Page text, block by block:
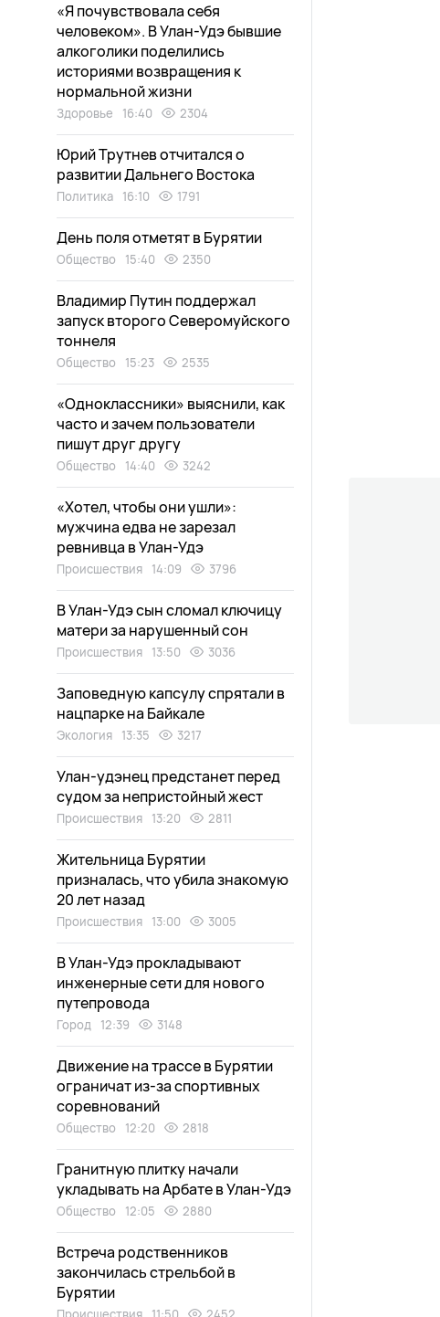
«Я почувствовала себя
человеком». В Улан-Удэ бывшие
алкоголики поделились
историями возвращения к
нормальной жизни
Здоровье 16:40 2304
Юрий Трутнев отчитался о
развитии Дальнего Востока
Политика 16:10 1791
День поля отметят в Бурятии
Общество 15:40 2350
Владимир Путин поддержал
запуск второго Северомуйского
тоннеля
Общество 15:23 2535
«Одноклассники» выяснили, как
часто и зачем пользователи
пишут друг другу
Общество 14:40 3242
«Хотел, чтобы они ушли»:
мужчина едва не зарезал
ревнивца в Улан-Удэ
Происшествия 14:09 3796
В Улан-Удэ сын сломал ключицу
матери за нарушенный сон
Происшествия 13:50 3036
Заповедную капсулу спрятали в
нацпарке на Байкале
Экология 13:35 3217
Улан-удэнец предстанет перед
судом за непристойный жест
Происшествия 13:20 2811
Жительница Бурятии
призналась, что убила знакомую
20 лет назад
Происшествия 13:00 3005
В Улан-Удэ прокладывают
инженерные сети для нового
путепровода
Город 12:39 3148
Движение на трассе в Бурятии
ограничат из-за спортивных
соревнований
Общество 12:20 2818
Гранитную плитку начали
укладывать на Арбате в Улан-Удэ
Общество 12:05 2880
Встреча родственников
закончилась стрельбой в
Бурятии